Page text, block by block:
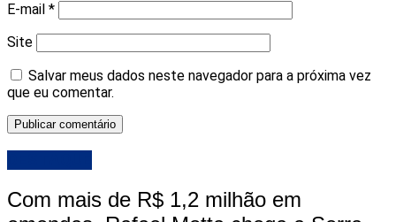
E-mail *
Site
Salvar meus dados neste navegador para a próxima vez
que eu comentar.
Com mais de R$ 1,2 milhão em